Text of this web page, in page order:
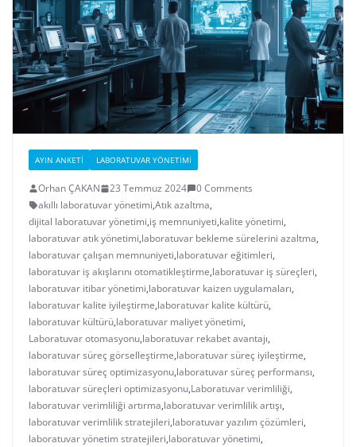
AYIN ANKETI LABORATUVAR YÖNETIMI
Orhan ÇAKAN 23 Temmuz 2024
0 Comments
akıllı laboratuvar yönetimi,Atık azaltma,
dijital laboratuvar yönetimi,iş memnuniyeti,kalite yönetimi,
laboratuvar atık yönetimi,laboratuvar bekleme sürelerini azaltma,
laboratuvar çalışan memnuniyeti,laboratuvar eğitimleri,
laboratuvar iş akışlarını otomatikleştirme,laboratuvar iş süreçleri,
laboratuvar itibar yönetimi,laboratuvar kaizen uygulamaları,
laboratuvar kalite iyileştirme,laboratuvar kalite kültürü,
laboratuvar kültürü,laboratuvar maliyet yönetimi,
Laboratuvar otomasyonu,laboratuvar rekabet avantajı,
laboratuvar süreç görselleştirme,laboratuvar süreç iyileştirme,
laboratuvar süreç optimizasyonu,laboratuvar süreç performansı,
laboratuvar süreçleri optimizasyonu,Laboratuvar verimliliği,
laboratuvar verimliliği artırma,laboratuvar verimlilik artışı,
laboratuvar verimlilik stratejileri,laboratuvar yazılım çözümleri,
laboratuvar yönetim stratejileri,laboratuvar yönetimi,